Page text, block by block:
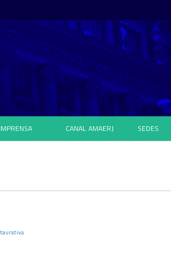
IMPRENSA CANAL AMAERJ SEDES